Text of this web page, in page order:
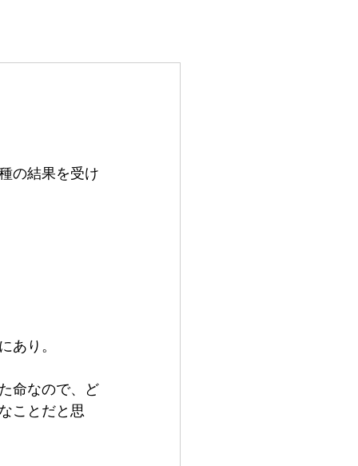
の結果を受け
あり。
命なので、ど
ことだと思